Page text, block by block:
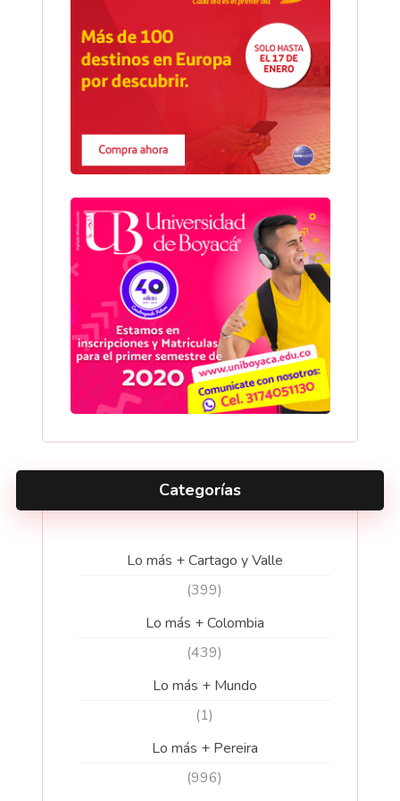
Categorías
Lo más + Cartago y Valle
(399)
Lo más + Colombia
(439)
Lo más + Mundo
(1)
Lo más + Pereira
(996)